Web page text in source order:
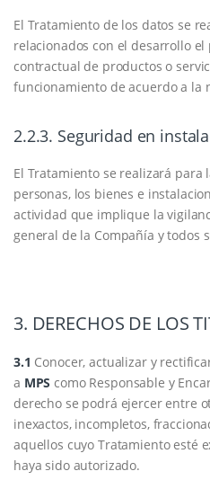
El Tratamiento de los datos se
relacionados con el desarrollo el
contractual de productos o
funcionamiento de acuerdo a la
2.2.3. Seguridad en
El Tratamiento se realizará para
personas, los bienes e
actividad que implique la
general de la Compañía y todos
3. DERECHOS DE LOS
3.1 Conocer, actualizar y
a MPS como Responsable y
derecho se podrá ejercer entre
inexactos, incompletos,
aquellos cuyo Tratamiento esté
haya sido autorizado.